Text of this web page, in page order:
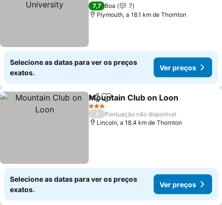
2 Estrelas
7,7 Boa
7
Plymouth, a 18.1 km de Thornton
Selecione as datas para ver os preços
exatos.
Ver preços
PartilharAdicionar aos favoritos
Mountain Club on Loon
3 Estrelas
/
Pontuação não disponível
Lincoln, a 18.4 km de Thornton
Selecione as datas para ver os preços
exatos.
Ver preços